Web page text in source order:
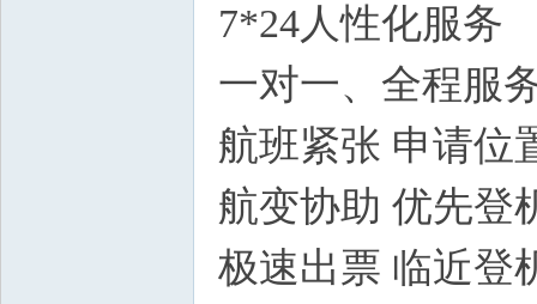
7*24人性化服务
一对一、全程服
航班紧张 申请位
航变协助 优先
极速出票 临近